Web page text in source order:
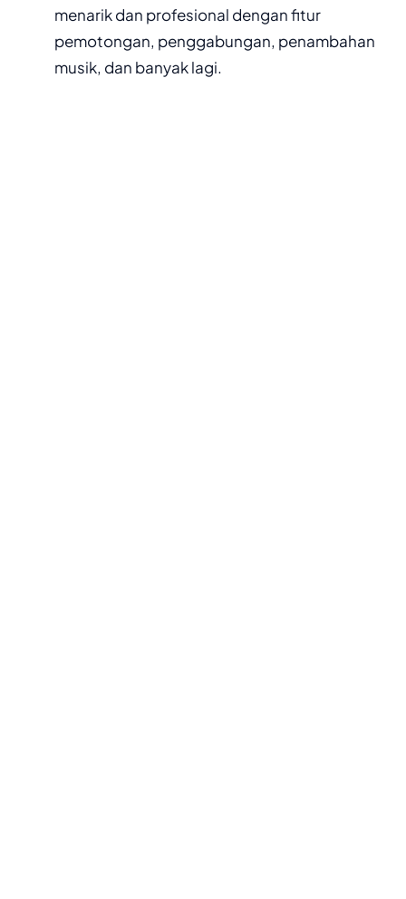
menarik dan profesional dengan fitur
pemotongan, penggabungan, penambahan
musik, dan banyak lagi.